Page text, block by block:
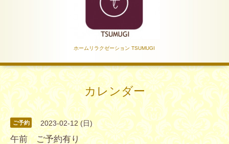
ホームリラクゼーション TSUMUGI
カレンダー
ご予約 2023-02-12 (日)
午前 ご予約有り